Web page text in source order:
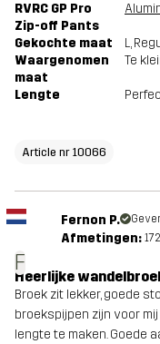
RVRC GP Pro
Zip-off Pants
Gekochte maat L,
Waargenomen
maat
Te
Lengte
Article nr 10066
F
Fernon P.
Afmetingen:
Heerlijke
Broek zit lekker, goede
broekspijpen zijn voor
lengte te maken. Goede